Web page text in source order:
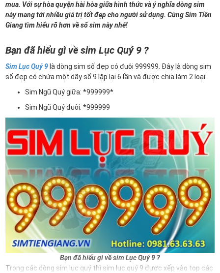
mua. Với sự hòa quyện hài hòa giữa hình thức và ý nghĩa dòng sim
này mang tới nhiều giá trị tốt đẹp cho người sử dụng. Cùng Sim Tiền
Giang tìm hiểu rõ hơn về số sim này nhé!
Bạn đã hiểu gì về sim Lục Quý 9 ?
Sim Lục Quý 9 là dòng sim số đẹp có đuôi 999999. Đây là dòng sim
số đẹp có chứa một dãy số 9 lặp lại 6 lần và được chia làm 2 loại:
Sim Ngũ Quý giữa: *999999*
Sim Ngũ Quý đuôi: *999999
Bạn đã hiểu gì về sim Lục Quý 9 ?
Trong các dòng sim lục quý thì sim lục quý 9 được xếp vào top các